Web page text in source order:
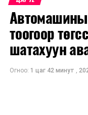
Авто замын
ээлжит засвар
үндэслэлтэй
аюулгүй байдлыг
төлөвлөхөд чухал
тоогоор
шатахуун
Огноо: 1 цаг 42 минут ,